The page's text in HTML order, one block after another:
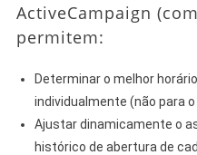
ActiveCampaign
permitem:
Determinar o melhor
individualmente (não para
Ajustar dinamicamente o
histórico de abertura de